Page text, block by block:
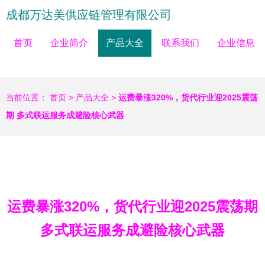
成都万达美供应链管理有限公司
首页 企业简介 产品大全 联系我们 企业信息
当前位置： 首页 > 产品大全 > 运费暴涨320%，货代行业迎2025震荡
期 多式联运服务成避险核心武器
运费暴涨320%，货代行业迎2025震荡期
多式联运服务成避险核心武器